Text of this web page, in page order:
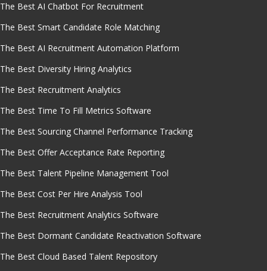
The Best AI Chatbot For Recruitment
The Best Smart Candidate Role Matching
The Best AI Recruitment Automation Platform
The Best Diversity Hiring Analytics
The Best Recruitment Analytics
The Best Time To Fill Metrics Software
The Best Sourcing Channel Performance Tracking
The Best Offer Acceptance Rate Reporting
The Best Talent Pipeline Management Tool
The Best Cost Per Hire Analysis Tool
The Best Recruitment Analytics Software
The Best Dormant Candidate Reactivation Software
The Best Cloud Based Talent Repository